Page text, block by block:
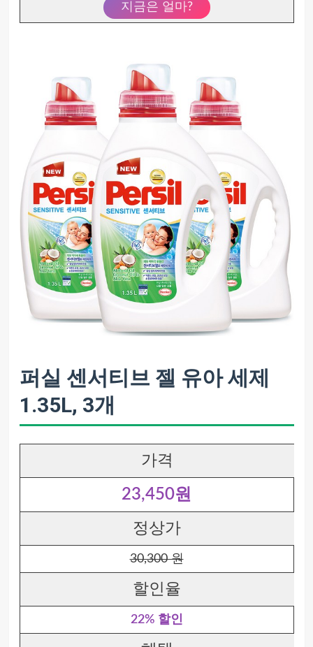
지금은 얼마?
퍼실 센서티브 젤 유아 세제
1.35L, 3개
가격
23,450원
정상가
30,300 원
할인율
22% 할인